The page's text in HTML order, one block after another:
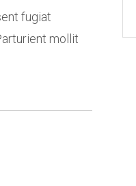
fugiat
mollit